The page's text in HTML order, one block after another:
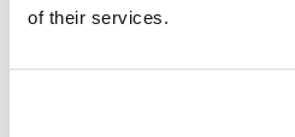
of their services.